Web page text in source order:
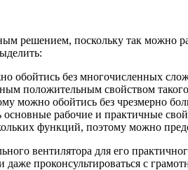
решением, поскольку так можно
обойтись без многочисленных
положительным свойством
можно обойтись без чрезмерно
основные рабочие и практичные
функций, поэтому можно
вентилятора для его
даже проконсультироваться с